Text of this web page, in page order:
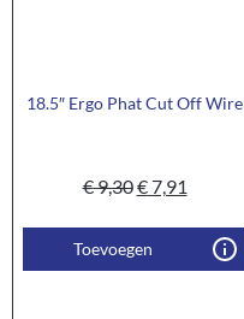
18.5″ Ergo Phat Cut Off Wire
€9,30€7,91
Toevoegen